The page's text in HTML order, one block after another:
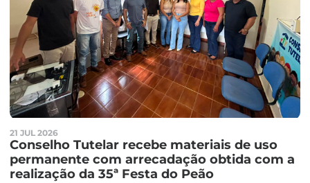
21 JUL 2026
Conselho Tutelar recebe materiais de uso
permanente com arrecadação obtida com a
realização da 35ª Festa do Peão